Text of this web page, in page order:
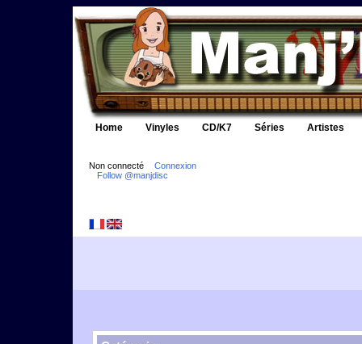
Home Vinyles CD/K7 Séries Artistes
Non connecté
Connexion
Follow @manjdisc